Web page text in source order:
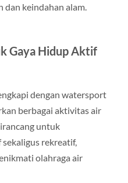
dan keindahan alam.
Gaya Hidup Aktif
dengan watersport
berbagai aktivitas air
untuk
rekreatif,
olahraga air